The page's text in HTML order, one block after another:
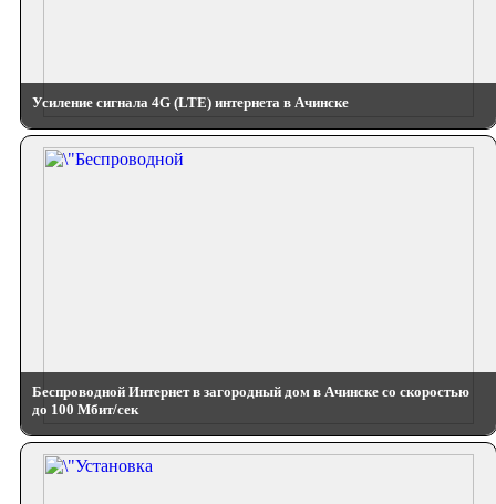
Усиление сигнала 4G (LTE) интернета в Ачинске
Беспроводной Интернет в загородный дом в Ачинске со скоростью
до 100 Мбит/сек